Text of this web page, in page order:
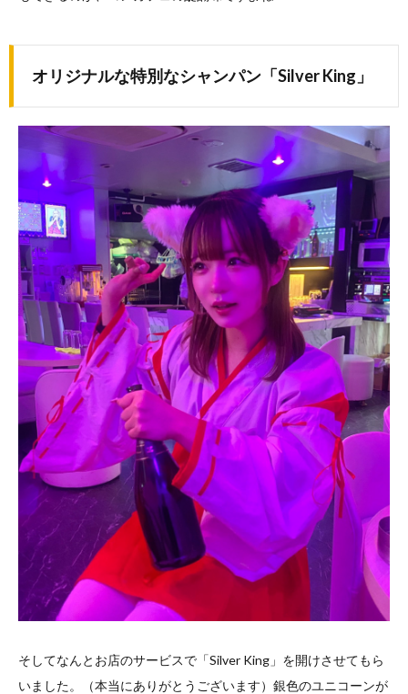
オリジナルな特別なシャンパン「Silver King」
そしてなんとお店のサービスで「Silver King」を開けさせてもら
いました。（本当にありがとうございます）銀色のユニコーンが